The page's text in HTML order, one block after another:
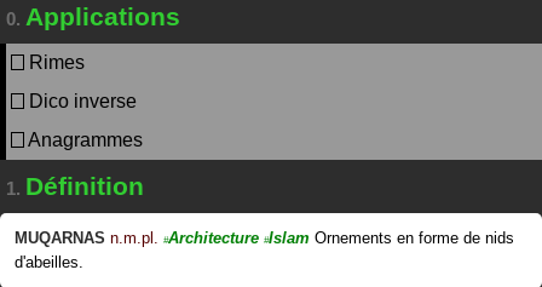
0. Applications
Rimes
Dico inverse
Anagrammes
1. Définition
MUQARNAS n.m.pl. #Architecture #Islam Ornements en forme de nids
d'abeilles.